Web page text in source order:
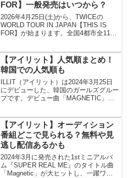
FOR】一般発売はいつから？
2026年4月25日(土)から、TWICEの
WORLD TOUR IN JAPAN【THIS IS
FOR】が始まります。全国4都市全11公
売は...
【アイリット】人気順まとめ！
韓国での人気順も
ILLIT（アイリット）は2024年3月25日
にデビューした、韓国のガールズグルー
プです。デビュー曲「MAGNETIC」は
話題となりました。2024年の紅白歌合
戦に...
【アイリット】オーディション
番組どこで見られる？無料や見
逃し配信あるかも
2024年3月に発売された1stミニアルバ
ム『SUPER REAL ME』のタイトル曲
「Magnetic」が大ヒットし、一躍ワー